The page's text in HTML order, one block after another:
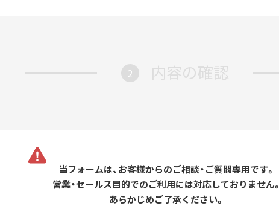
2 内容の確認
当フォームは、お客様からのご相談・ご質問専用です。
営業・セールス目的でのご利用には対応しておりません。
あらかじめご了承ください。